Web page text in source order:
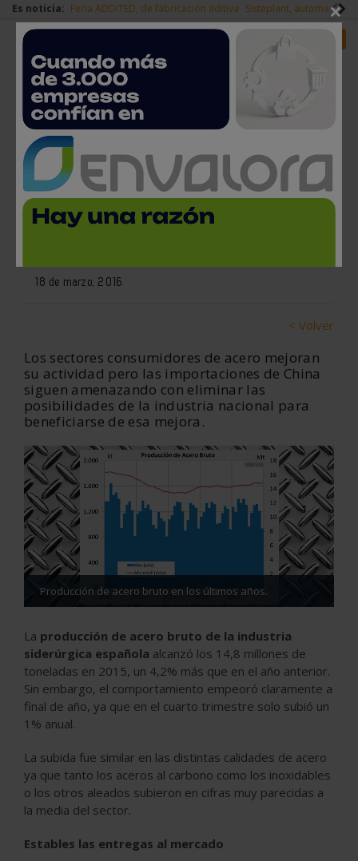
Es noticia: Feria ADDITED, de fabricación aditiva Sisteplant,
Redes Sociales Login empresas
La producción de acero español
creció un 4,2% en 2015, pero
18 de marzo, 2016
< Volver
Los sectores consumidores de acero mejoran
su actividad pero las importaciones de China
siguen amenazando con eliminar las
posibilidades de la industria nacional para
beneficiarse de esa mejora.
Producción de acero bruto en los últimos años.
La producción de acero bruto de la industria
siderúrgica española alcanzó los 14,8 millones de
toneladas en 2015, un 4,2% más que en el año anterior.
Sin embargo, el comportamiento empeoró claramente a
final de año, ya que en el cuarto trimestre solo subió un
1% anual.
La subida fue similar en las distintas calidades de acero
ya que tanto los aceros al carbono como los inoxidables
o los otros aleados subieron en cifras muy parecidas a
la media del sector.
Estables las entregas al mercado
×